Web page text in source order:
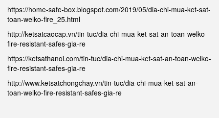
https://home-safe-box.blogspot.com/2019/05/dia-chi-mua-ket-sat-
toan-welko-fire_25.html
http://ketsatcaocap.vn/tin-tuc/dia-chi-mua-ket-sat-an-toan-welko-
fire-resistant-safes-gia-re
https://ketsathanoi.com/tin-tuc/dia-chi-mua-ket-sat-an-toan-welko-
fire-resistant-safes-gia-re
http://www.ketsatchongchay.vn/tin-tuc/dia-chi-mua-ket-sat-an-
toan-welko-fire-resistant-safes-gia-re